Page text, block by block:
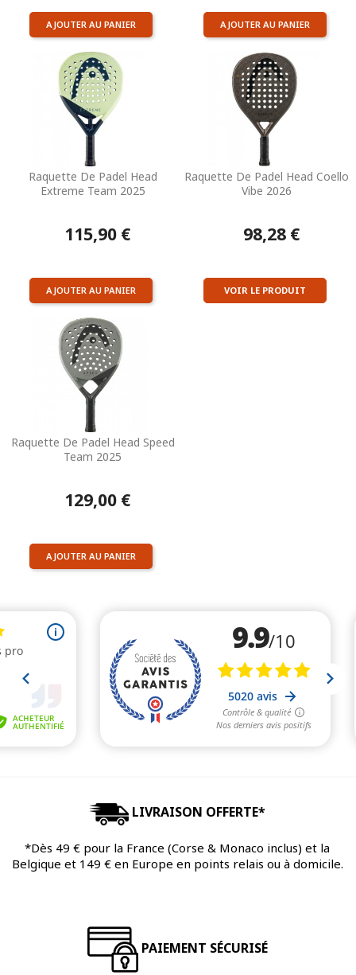
AJOUTER AU PANIER AJOUTER AU PANIER
Raquette De Padel Head
Extreme Team 2025
115,90 €
AJOUTER AU PANIER
Raquette De Padel Head Coello
Vibe 2026
98,28 €
VOIR LE PRODUIT
Raquette De Padel Head Speed
Team 2025
129,00 €
AJOUTER AU PANIER
LIVRAISON OFFERTE*
*Dès 49 € pour la France (Corse & Monaco inclus) et la
Belgique et 149 € en Europe en points relais ou à domicile.
PAIEMENT SÉCURISÉ